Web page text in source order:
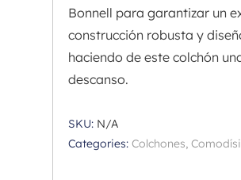
Bonnell para garantizar un
construcción robusta y
haciendo de este colchón
descanso.
SKU: N/A
Categories: Colchones,